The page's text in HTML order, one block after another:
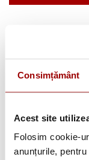
Consimțământ
Acest site
Folosim cookie-
anunțurile,